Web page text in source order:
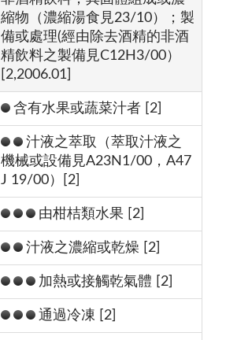
縮物（濃縮湯食見23/10）；製
備或處理(經由除去酒精的非酒
精飲料之製備見C12H3/00）
[2,2006.01]
含有水果或蔬菜汁者 [2]
汁液之萃取（萃取汁液之
機械或設備見A23N1/00，A47
J 19/00）[2]
由柑桔類水果 [2]
汁液之濃縮或乾燥 [2]
加熱或接觸乾氣體 [2]
通過冷凍 [2]